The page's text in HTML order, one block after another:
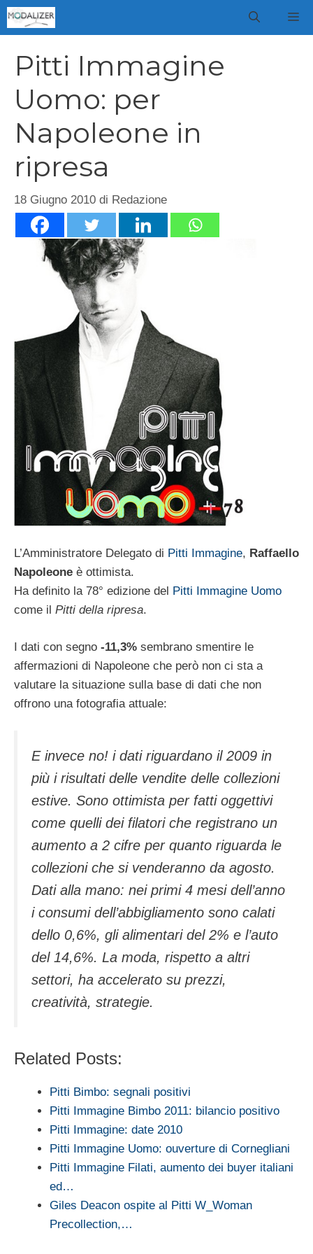
Vai
al
Pitti Immagine
Uomo: per
Napoleone in
ripresa
18 Giugno 2010 di Redazione
L’Amministratore Delegato di Pitti Immagine, Raffaello
Napoleone è ottimista.
Ha definito la 78° edizione del
Pitti Immagine Uomo
come il Pitti della ripresa.
I dati con segno -11,3% sembrano smentire le
affermazioni di Napoleone che però non ci sta a
valutare la situazione sulla base di dati che non
offrono una fotografia attuale:
E invece no! i dati riguardano il 2009 in
più i risultati delle vendite delle collezioni
estive. Sono ottimista per fatti oggettivi
come quelli dei filatori che registrano un
aumento a 2 cifre per quanto riguarda le
collezioni che si venderanno da agosto.
Dati alla mano: nei primi 4 mesi dell’anno
i consumi dell’abbigliamento sono calati
dello 0,6%, gli alimentari del 2% e l’auto
del 14,6%. La moda, rispetto a altri
settori, ha accelerato su prezzi,
creatività, strategie.
Related Posts:
Pitti Bimbo: segnali positivi
Pitti Immagine Bimbo 2011: bilancio positivo
Pitti Immagine: date 2010
Pitti Immagine Uomo: ouverture di Cornegliani
Pitti Immagine Filati, aumento dei buyer italiani
ed…
Giles Deacon ospite al Pitti W_Woman
Precollection,…